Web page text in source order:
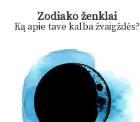
Zodiako ženklai
Ką apie tave kalba žvaigždės?